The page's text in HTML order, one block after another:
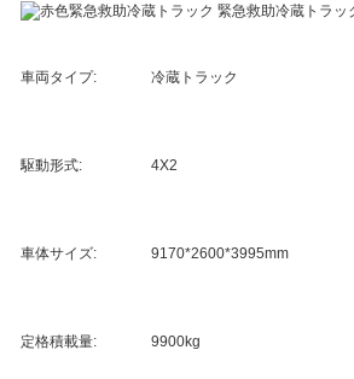
車両タイプ: 冷蔵トラック
駆動形式: 4X2
車体サイズ: 9170*2600*3995mm
定格積載量: 9900kg